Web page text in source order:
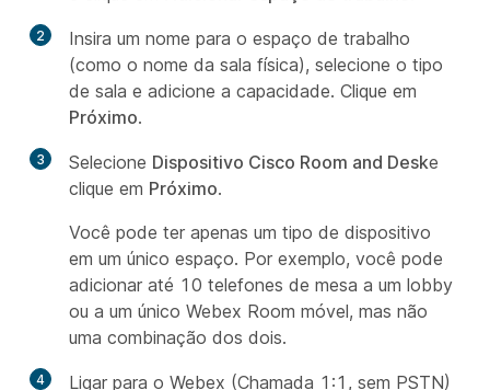
2
Insira um nome para o espaço de trabalho
(como o nome da sala física), selecione o tipo
de sala e adicione a capacidade. Clique em
Próximo.
3 Selecione Dispositivo Cisco Room and Deske
clique em Próximo.
Você pode ter apenas um tipo de dispositivo
em um único espaço. Por exemplo, você pode
adicionar até 10 telefones de mesa a um lobby
ou a um único Webex Room móvel, mas não
uma combinação dos dois.
4 Ligar para o Webex (Chamada 1:1, sem PSTN)